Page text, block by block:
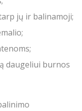
jų ir balinamoji;
daugeliui burnos